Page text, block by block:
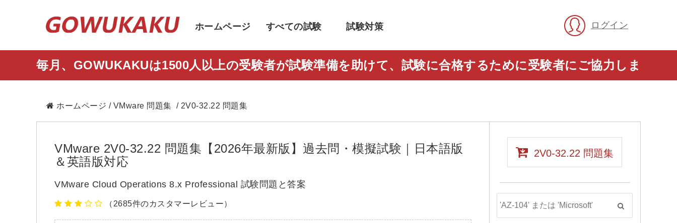
ホームページ すべての試験 試験対策 ログイン
毎月、GOWUKAKUは1500人以上の受験者が試験準備を助けて、試験に合格するために受験者にご協力しま
ホームページ / VMware 問題集 / 2V0-32.22 問題集
VMware 2V0-32.22 問題集【2026年最新版】過去問・模擬試験｜日本語版
＆英語版対応
VMware Cloud Operations 8.x Professional 試験問題と答案
（2685件のカスタマーレビュー）
2V0-32.22 問題集